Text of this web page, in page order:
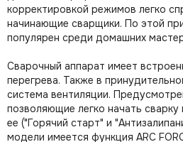
корректировкой режимов легко
начинающие сварщики. По этой
популярен среди домашних
Сварочный аппарат имеет
перегрева. Также в
система вентиляции.
позволяющие легко начать сварку
ее ("Горячий старт" и
модели имеется функция ARC